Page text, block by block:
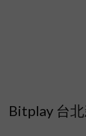
Bitplay 台